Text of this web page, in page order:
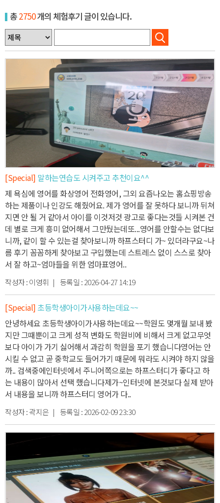
총2750개의 체험후기 글이 있습니다.
[Special] 말하는연습도 시켜주고 추천이요^^
제 욕심에 영어를 화상영어 전화영어, 그외 요즘나오는 홈쇼핑방송
하는 제품이나 인강도 해줬어요. 제가 영어를 잘 못하다 보니까 뒤쳐
지면 안 될 거 같아서 아이를 이것저것 광고로 좋다는것들 시켜본 건
데 별로 크게 흥미 없어해서 그만뒀는데또...영어를 안할수는 없다보
니까, 같이 할 수 있는걸 찾아보니까 하프스터디 가~ 있더라구요~나
름 후기 꼼꼼하게 찾아보고 구입했는데 스트레스 없이 스스로 찾아
서 잘 하고~엄마들을 위한 엄마표영어..
작성자 :이영휘 | 등록일 :2026-04-27 14:19
[Special] 초등학생아이가사용하는데요~~
안녕하세요 초등학생아이가사용하는데요~~학원도 몇개월 보내 봤
지만 그때뿐이고 크게 성적 변화도 학원비에 비해서 크게 없고무엇
보다 아이가 가기 싫어해서 과감히 학원을 포기 했습니다영어는 안
시킬 수 없고 곧 중학교도 들어가기 때문에 뭐라도 시켜야 하지 않을
까.. 검색중에인터넷에서 주니어쪽으로는 하프스터디가 좋다고 하
는 내용이 많아서 선택 했습니다제가~인터넷에 본것보다 실제 받아
서 내용을 보니까 하프스터디 영어가 다..
작성자 :곽지은 | 등록일 :2026-02-09 23:30